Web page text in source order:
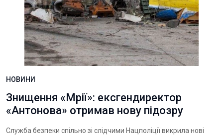
НОВИНИ
Знищення «Мрії»: ексгендиректор
«Антонова» отримав нову підозру
Служба безпеки спільно зі слідчими Нацполіції викрила нові